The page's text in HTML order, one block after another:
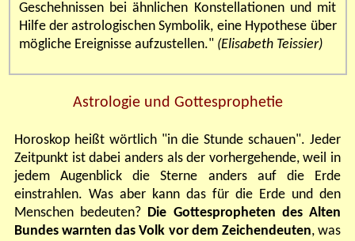
Geschehnissen bei ähnlichen Konstellationen und mit
Hilfe der astrologischen Symbolik, eine Hypothese über
mögliche Ereignisse aufzustellen." (Elisabeth Teissier)
Astrologie und Gottesprophetie
Horoskop heißt wörtlich "in die Stunde schauen". Jeder
Zeitpunkt ist dabei anders als der vorhergehende, weil in
jedem Augenblick die Sterne anders auf die Erde
einstrahlen. Was aber kann das für die Erde und den
Menschen bedeuten? Die Gottespropheten des Alten
Bundes warnten das Volk vor dem Zeichendeuten, was